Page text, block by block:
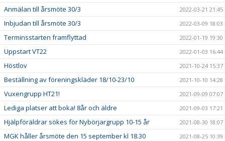
Anmälan till årsmöte 30/3 2022-03-21 21:45
Inbjudan till årsmöte 30/3 2022-03-09 18:03
Terminsstarten framflyttad 2022-01-19 19:30
Uppstart VT22 2022-01-03 16:44
Höstlov 2021-10-24 15:37
Beställning av föreningskläder 18/10-23/10 2021-10-10 14:28
Vuxengrupp HT21! 2021-09-09 07:07
Lediga platser att boka! 8år och äldre 2021-09-03 17:21
Hjälpföräldrar sökes för Nybörjargrupp 10-15 år 2021-08-30 18:07
MGK håller årsmöte den 15 september kl 18.30 2021-08-25 10:39